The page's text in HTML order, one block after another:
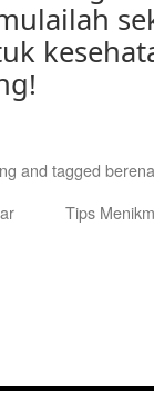
and tagged
Tips